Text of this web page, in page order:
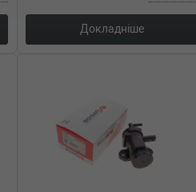
Докладніше